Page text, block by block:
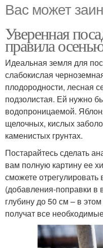
Вас может
Уверенная
правила
Идеальная земля для
слабокислая
плодородности, лесная
подзолистая. Ей нужно
водопроницаемой.
щелочных, кислых
каменистых грунтах.
Постарайтесь сделать
вам полную картину ее
сможете отрегулировать
(добавления-поправки в
глубину до 50 см – в
получат все